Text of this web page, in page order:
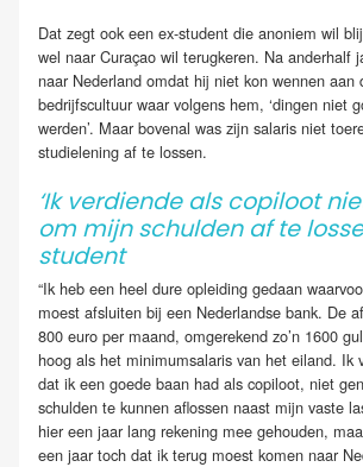
Dat zegt ook een ex-student die anoniem wil
wel naar Curaçao wil terugkeren. Na anderhalf
naar Nederland omdat hij niet kon wennen aan
bedrijfscultuur waar volgens hem, ‘dingen niet
werden’. Maar bovenal was zijn salaris niet
studielening af te lossen.
‘Ik verdiende als copiloot
om mijn schulden af te
student
“Ik heb een heel dure opleiding gedaan
moest afsluiten bij een Nederlandse bank. De
800 euro per maand, omgerekend zo’n 1600
hoog als het minimumsalaris van het eiland. Ik
dat ik een goede baan had als copiloot, niet
schulden te kunnen aflossen naast mijn vaste
hier een jaar lang rekening mee gehouden,
een jaar toch dat ik terug moest komen naar